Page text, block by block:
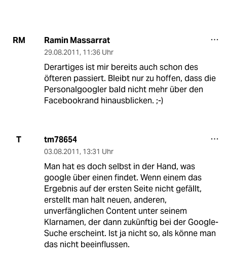
RM Ramin Massarrat
29.08.2011, 11:36 Uhr
Derartiges ist mir bereits auch schon des
öfteren passiert. Bleibt nur zu hoffen, dass die
Personalgoogler bald nicht mehr über den
Facebookrand hinausblicken. ;-)
T tm78654
03.08.2011, 13:31 Uhr
Man hat es doch selbst in der Hand, was
google über einen findet. Wenn einem das
Ergebnis auf der ersten Seite nicht gefällt,
erstellt man halt neuen, anderen,
unverfänglichen Content unter seinem
Klarnamen, der dann zukünftig bei der Google-
Suche erscheint. Ist ja nicht so, als könne man
das nicht beeinflussen.